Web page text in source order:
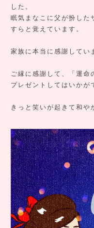
した。
眠気まなこに父が扮した
すらと覚えています。
家族に本当に感謝してい
ご縁に感謝して、「運命
プレゼントしてはいかが
きっと笑いが起きて和や